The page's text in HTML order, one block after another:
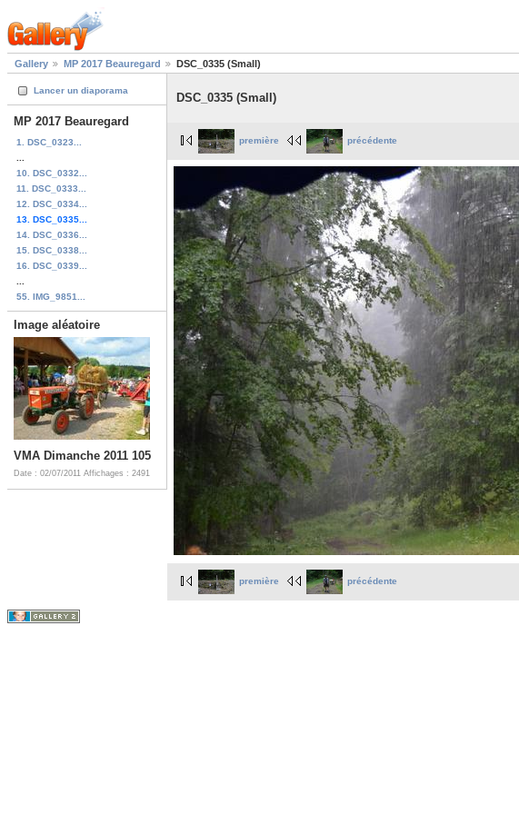
Gallery MP 2017 Beauregard DSC_0335 (Small)
Lancer un diaporama
MP 2017 Beauregard
1. DSC_0323...
10. DSC_0332...
11. DSC_0333...
12. DSC_0334...
13. DSC_0335...
14. DSC_0336...
15. DSC_0338...
16. DSC_0339...
55. IMG_9851...
Image aléatoire
VMA Dimanche 2011 105
Date : 02/07/2011 Affichages : 2491
DSC_0335 (Small)
première précédente
première précédente